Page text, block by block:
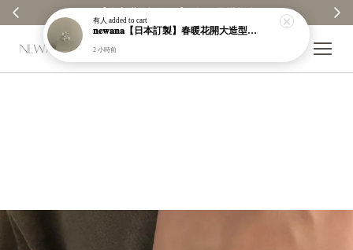
有人 added to cart
𝐧𝐞𝐰𝐚𝐧𝐚【日本訂製】春暖花開大造型開口戒指｜925純銀｜可調節｜現貨＋預購【n951】
2 小時前